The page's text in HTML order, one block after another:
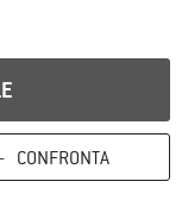
CONFRONTA